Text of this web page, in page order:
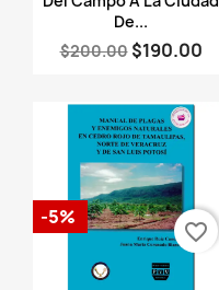
De...
$200.00 $190.00
-5%
favorite_border